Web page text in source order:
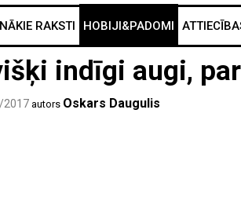
RAKSTI HOBIJI&PADOMI
indīgi augi,
2017autors Oskars Daugulis